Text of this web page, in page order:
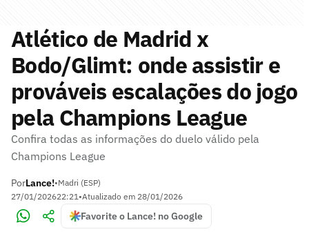
Atlético de Madrid x
Bodo/Glimt: onde assistir e
prováveis escalações do jogo
pela Champions League
Confira todas as informações do duelo válido pela
Champions League
PorLance!•Madri (ESP)
27/01/202622:21•Atualizado em 28/01/2026
Favorite o Lance! no Google